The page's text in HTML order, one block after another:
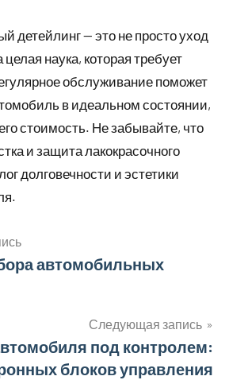
детейлинг — это не просто уход
наука, которая требует
обслуживание поможет
в идеальном состоянии,
стоимость. Не забывайте, что
и защита лакокрасочного
долговечности и эстетики
автомобильных
Следующая запись
под контролем:
блоков управления